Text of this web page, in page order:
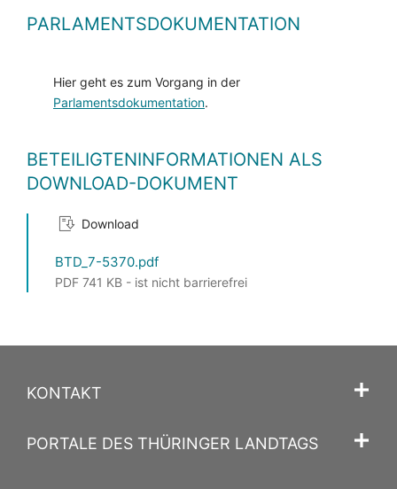
PARLAMENTSDOKUMENTATION
Hier geht es zum Vorgang in der
Parlamentsdokumentation.
BETEILIGTENINFORMATIONEN ALS
DOWNLOAD-DOKUMENT
Download
BTD_7-5370.pdf
PDF 741 KB - ist nicht barrierefrei
KONTAKT
PORTALE DES THÜRINGER LANDTAGS